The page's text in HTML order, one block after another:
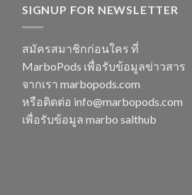
SIGNUP FOR NEWSLETTER
สมัครสมาชิกก่อนใคร ที่
MarboPods เพื่อรับข้อมูลข่าวสาร
จากเรา marbopods.com
หรือติดต่อ info@marbopods.com
เพื่อรับข้อมูล marbo salthub